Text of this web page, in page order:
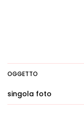
OGGETTO
singola foto